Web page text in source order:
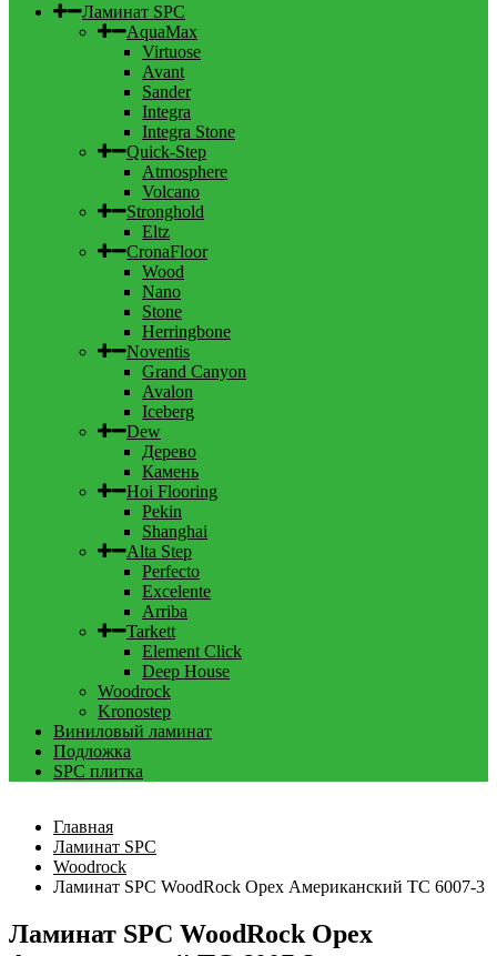
Ламинат SPC
AquaMax
Virtuose
Avant
Sander
Integra
Integra Stone
Quick-Step
Atmosphere
Volcano
Stronghold
Eltz
CronaFloor
Wood
Nano
Stone
Herringbone
Noventis
Grand Canyon
Avalon
Iceberg
Dew
Дерево
Камень
Hoi Flooring
Pekin
Shanghai
Alta Step
Perfecto
Excelente
Arriba
Tarkett
Element Click
Deep House
Woodrock
Kronostep
Виниловый ламинат
Подложка
SPC плитка
Главная
Ламинат SPC
Woodrock
Ламинат SPC WoodRock Орех Американский TC 6007-3
Ламинат SPC WoodRock Орех